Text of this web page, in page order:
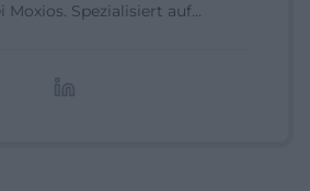
Moxios. Spezialisiert auf